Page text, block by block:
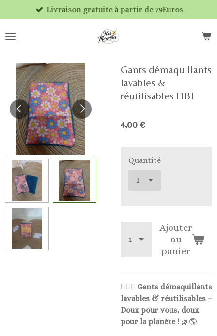
au
contenu
Livraison gratuite à partir de 79Euros
Gants démaquillants
lavables &
réutilisables FlBl
4,00 €
Quantité
Ajouter
au
panier
🧖‍♀️✨ Gants démaquillants
lavables & réutilisables –
Doux pour vous, doux
pour la planète ! 🌿🌎